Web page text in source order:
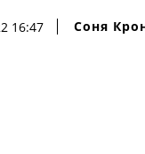
16:47 Соня